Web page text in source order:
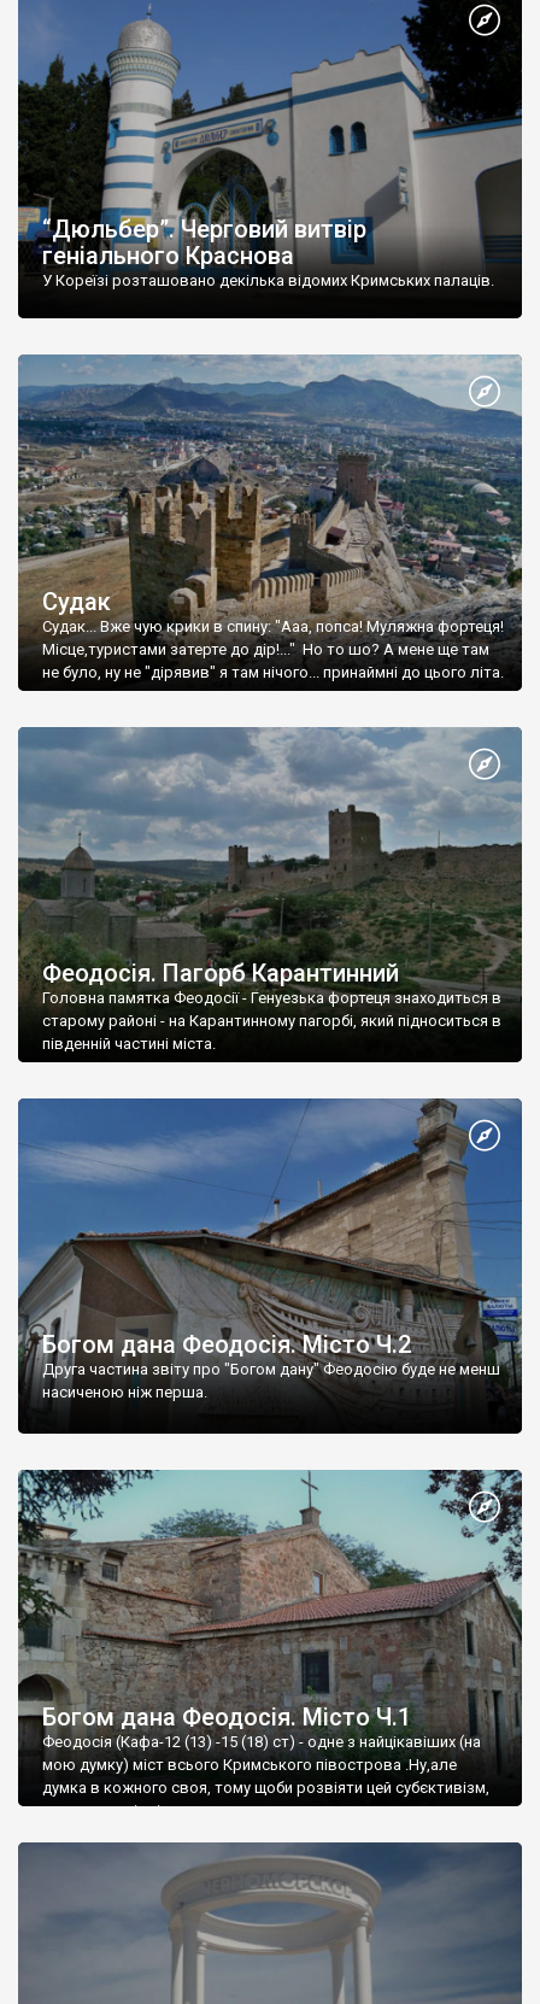
“Дюльбер”. Черговий витвір
геніального Краснова
У Кореїзі розташовано декілька відомих Кримських палаців.
Судак
Судак... Вже чую крики в спину: "Ааа, попса! Муляжна фортеця!
Місце,туристами затерте до дір!..." Но то шо? А мене ще там
не було, ну не "дірявив" я там нічого... принаймні до цього літа.
Феодосія. Пагорб Карантинний
Головна памятка Феодосії - Генуезька фортеця знаходиться в
старому районі - на Карантинному пагорбі, який підноситься в
південній частині міста.
Богом дана Феодосія. Місто Ч.2
Друга частина звіту про "Богом дану" Феодосію буде не менш
насиченою ніж перша.
Богом дана Феодосія. Місто Ч.1
Феодосія (Кафа-12 (13) -15 (18) ст) - одне з найцікавіших (на
мою думку) міст всього Кримського півострова .Ну,але
думка в кожного своя, тому щоби розвіяти цей субєктивізм,
запрошую відвідати це